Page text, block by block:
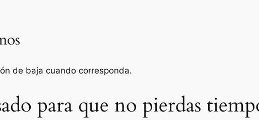
de baja cuando corresponda.
para que no pierdas